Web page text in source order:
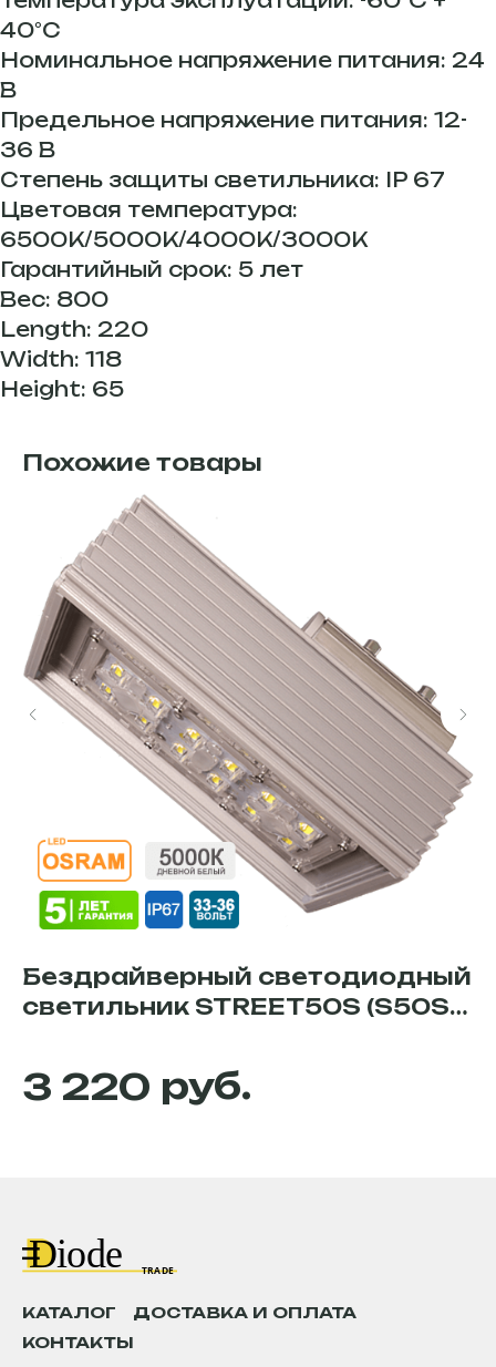
40°C
Номинальное напряжение питания: 24
В
Предельное напряжение питания: 12-
36 В
Степень защиты светильника: IP 67
Цветовая температура:
6500К/5000К/4000К/3000К
Гарантийный срок: 5 лет
Вес: 800
Length: 220
Width: 118
Height: 65
Похожие товары
Бездрайверный светодиодный
светильник STREET50S (S50S-
3 220 руб.
КАТАЛОГ
ДОСТАВКА И ОПЛАТА
КОНТАКТЫ